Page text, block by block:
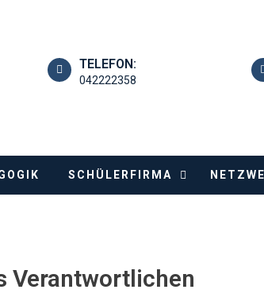
TELEFON:
042222358
SCHÜLERFIRMA
Verantwortlichen